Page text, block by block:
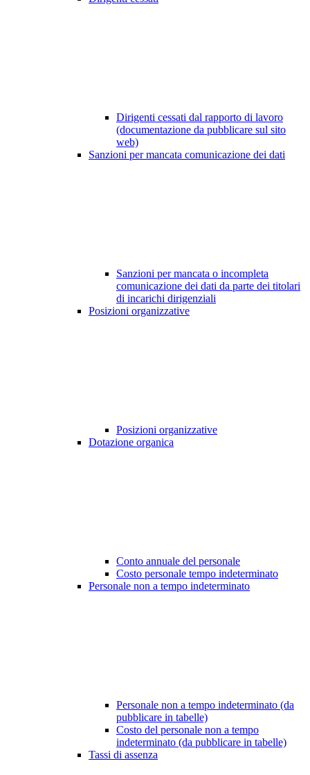
Dirigenti cessati dal rapporto di lavoro
(documentazione da pubblicare sul sito
web)
Sanzioni per mancata comunicazione dei dati
Sanzioni per mancata o incompleta
comunicazione dei dati da parte dei titolari
di incarichi dirigenziali
Posizioni organizzative
Posizioni organizzative
Dotazione organica
Conto annuale del personale
Costo personale tempo indeterminato
Personale non a tempo indeterminato
Personale non a tempo indeterminato (da
pubblicare in tabelle)
Costo del personale non a tempo
indeterminato (da pubblicare in tabelle)
Tassi di assenza